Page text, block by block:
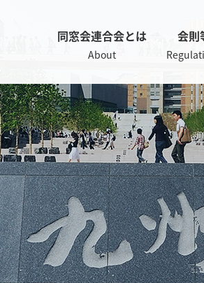
同窓会連合会とは
About
会則